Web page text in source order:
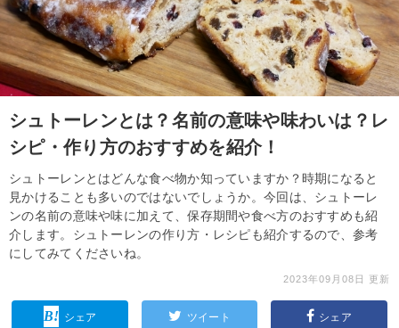
シュトーレンとは？名前の意味や味わいは？レ
シピ・作り方のおすすめを紹介！
シュトーレンとはどんな食べ物か知っていますか？時期になると
見かけることも多いのではないでしょうか。今回は、シュトーレ
ンの名前の意味や味に加えて、保存期間や食べ方のおすすめも紹
介します。シュトーレンの作り方・レシピも紹介するので、参考
にしてみてくださいね。
2023年09月08日 更新
シェア ツイート シェア